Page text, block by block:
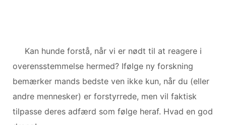
Kan hunde forstå, når vi er nødt til at reagere i
overensstemmelse hermed? Ifølge ny forskning
bemærker mands bedste ven ikke kun, når du (eller
andre mennesker) er forstyrrede, men vil faktisk
tilpasse deres adfærd som følge heraf. Hvad en god